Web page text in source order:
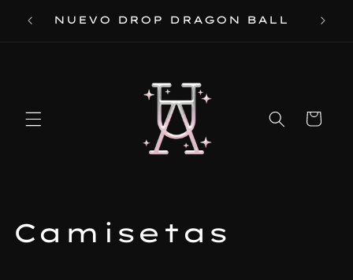
directamenteNUEVO DROP DRAGON BALL
Carrito
C
Camisetas